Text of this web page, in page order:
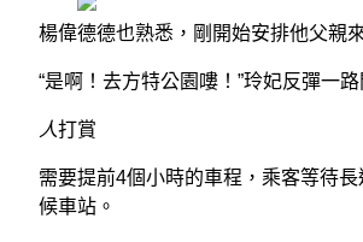
楊偉德德也熟悉，剛開始安排他父親
“是啊！去方特公園嘍！”玲妃反彈一路
人打賞
需要提前4個小時的車程，乘客等待
候車站。